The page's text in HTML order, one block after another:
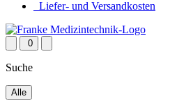
Liefer- und Versandkosten
0
Suche
Alle